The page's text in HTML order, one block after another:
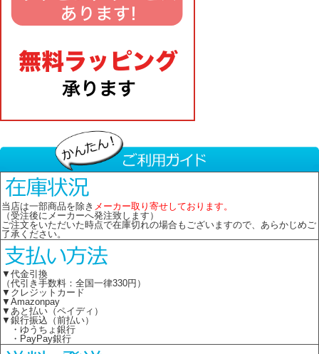
当店は一部商品を除き メーカー取り寄せしております。
（受注後にメーカーへ発注致します）
ご注文をいただいた時点で在庫切れの場合もございますので、あらかじめご
了承ください。
▼代金引換
（代引き手数料：全国一律330円）
▼クレジットカード
▼Amazonpay
▼あと払い（ペイディ）
▼銀行振込（前払い）
・ゆうちょ銀行
・PayPay銀行